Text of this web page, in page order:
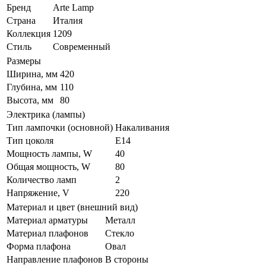
Бренд
Arte Lamp
Страна
Италия
Коллекция 1209
Стиль
Современный
Размеры
Ширина, мм 420
Глубина, мм 110
Высота, мм
80
Электрика (лампы)
Тип лампочки (основной) Накаливания
Тип цоколя
E14
Мощность лампы, W
40
Общая мощность, W
80
Количество ламп
2
Напряжение, V
220
Материал и цвет (внешний вид)
Материал арматуры
Металл
Материал плафонов
Стекло
Форма плафона
Овал
Направление плафонов В стороны